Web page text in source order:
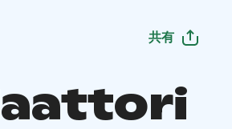
共有